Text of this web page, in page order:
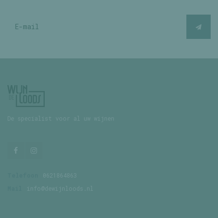
De specialist voor al uw wijnen
0621864863
info@dewijnloods.nl